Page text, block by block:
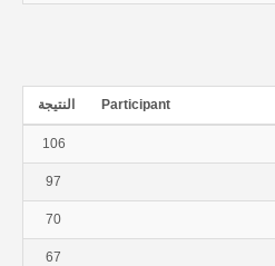
Participant النتيجة
106
97
70
67